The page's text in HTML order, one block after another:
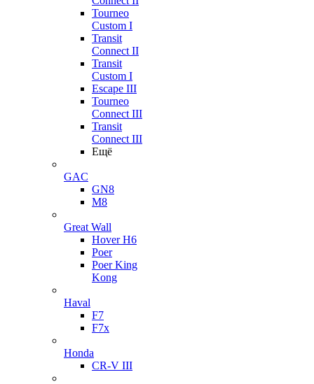
Tourneo
Custom I
Transit
Connect II
Transit
Custom I
Escape III
Tourneo
Connect III
Transit
Connect III
Ещё
GAC
GN8
M8
Great Wall
Hover H6
Poer
Poer King
Kong
Haval
F7
F7x
Honda
CR-V III